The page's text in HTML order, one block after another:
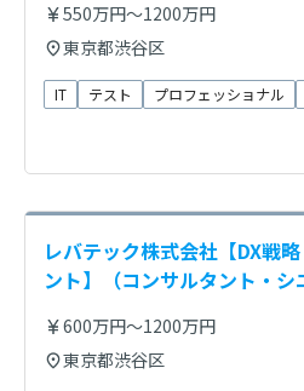
550万円～1200万円
東京都渋谷区
IT テスト プロフェッショナル
レバテック株式会社【DX戦
ント】（コンサルタント・シ
600万円～1200万円
東京都渋谷区